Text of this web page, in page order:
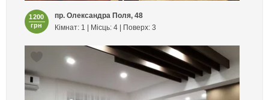
1200
грн
пр. Олександра Поля, 48
Кімнат: 1 | Місць: 4 | Поверх: 3